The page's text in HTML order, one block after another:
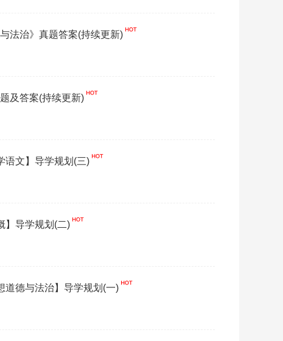
法治》真题答案(持续更新)
及答案(持续更新)
语文】导学规划(三)
】导学规划(二)
道德与法治】导学规划(一)